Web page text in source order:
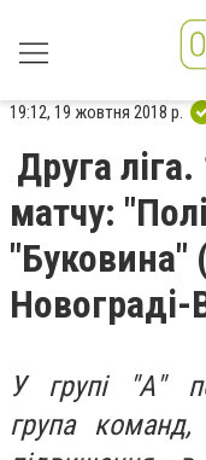
19:12, 19 жовтня 2018 р.
Друга
матчу:
"Буковина"
У групі "А"
група